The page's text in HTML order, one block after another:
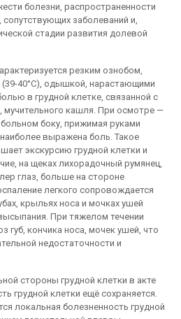
болезни, распространенности
заболеваний и,
стадии развития долевой
резким ознобом,
(39-40°С), одышкой, нарастающими
в грудной клетке, связанной с
мучительного кашля. При осмотре —
боку, прижи­мая руками
выражена боль. Такое
экскурсию грудной клетки и
на щеках лихорадочный румянец,
глаз, больше на стороне
легкого сопровождается
крыльях носа и мочках ушей
При тяжелом течении
губ, кончика носа, мочек ушей, что
недостаточ­ности и
стороны грудной клетки в акте
грудной клетки ещё сохраняется.
локальная болезненность грудной